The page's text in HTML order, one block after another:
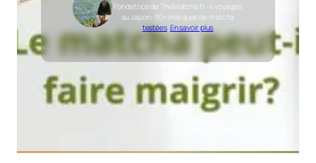
Fondatrice de TheMatcha.fr · 4 voyages
au Japon · 30+ marques de matcha
testées· En savoir plus